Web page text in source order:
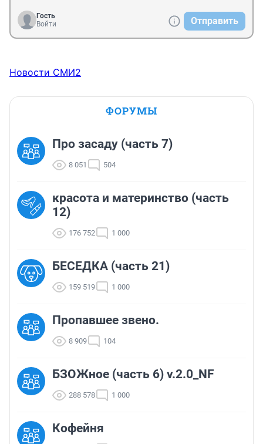
Гость
Войти
Отправить
Новости СМИ2
ФОРУМЫ
Про засаду (часть 7)
8 051 504
красота и материнство (часть
12)
176 752 1 000
БЕСЕДКА (часть 21)
159 519 1 000
Пропавшее звено.
8 909 104
БЗОЖное (часть 6) v.2.0_NF
288 578 1 000
Кофейня